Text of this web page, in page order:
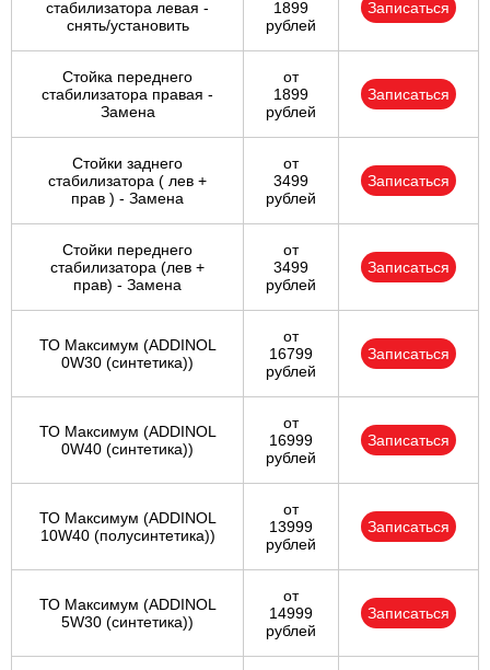
стабилизатора левая -
снять/установить
1899
рублей
Записаться
Стойка переднего
стабилизатора правая -
Замена
от
1899
рублей
Записаться
Стойки заднего
стабилизатора ( лев +
прав ) - Замена
от
3499
рублей
Записаться
Стойки переднего
стабилизатора (лев +
прав) - Замена
от
3499
рублей
Записаться
ТО Максимум (ADDINOL
0W30 (синтетика))
от
16799
рублей
Записаться
ТО Максимум (ADDINOL
0W40 (синтетика))
от
16999
рублей
Записаться
ТО Максимум (ADDINOL
10W40 (полусинтетика))
от
13999
рублей
Записаться
ТО Максимум (ADDINOL
5W30 (синтетика))
от
14999
рублей
Записаться